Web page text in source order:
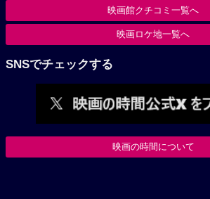
映画館クチコミ一覧へ
映画ロケ地一覧へ
SNSでチェックする
映画の時間について